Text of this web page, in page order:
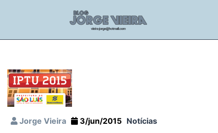
Jorge Vieira 3/jun/2015 Notícias